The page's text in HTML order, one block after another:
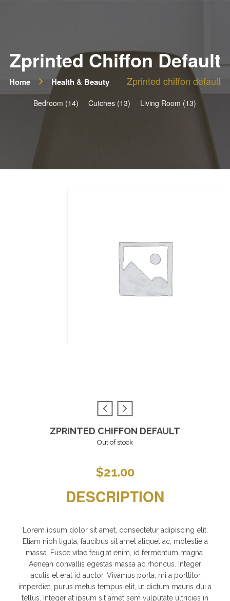
Zprinted Chiffon Default
Home Health & Beauty Zprinted chiffon default
Bedroom (14) Cutches (13) Living Room (13)
ZPRINTED CHIFFON DEFAULT
Out of stock
$21.00
DESCRIPTION
Lorem ipsum dolor sit amet, consectetur adipiscing elit.
Etiam nibh ligula, faucibus sit amet aliquet ac, molestie a
massa. Fusce vitae feugiat enim, id fermentum magna.
Aenean convallis egestas massa ac rhoncus. Integer
iaculis et erat id auctor. Vivamus porta, mi a porttitor
imperdiet, purus metus tempus elit, ut dictum mauris dui a
tellus. Integer at ipsum sit amet sem vulputate ultricies in